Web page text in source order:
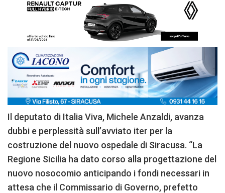
Il deputato di Italia Viva, Michele Anzaldi, avanza
dubbi e perplessità sull’avviato iter per la
costruzione del nuovo ospedale di Siracusa. “La
Regione Sicilia ha dato corso alla progettazione del
nuovo nosocomio anticipando i fondi necessari in
attesa che il Commissario di Governo, prefetto